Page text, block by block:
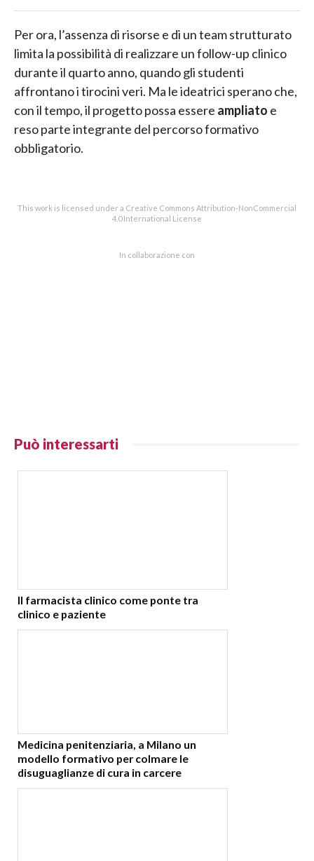
Per ora, l’assenza di risorse e di un team strutturato
limita la possibilità di realizzare un follow-up clinico
durante il quarto anno, quando gli studenti
affrontano i tirocini veri. Ma le ideatrici sperano che,
con il tempo, il progetto possa essere ampliato e
reso parte integrante del percorso formativo
obbligatorio.
This work is licensed under a Creative Commons Attribution-NonCommercial
4.0 International License
In collaborazione con
Può interessarti
Il farmacista clinico come ponte tra
clinico e paziente
Medicina penitenziaria, a Milano un
modello formativo per colmare le
disuguaglianze di cura in carcere